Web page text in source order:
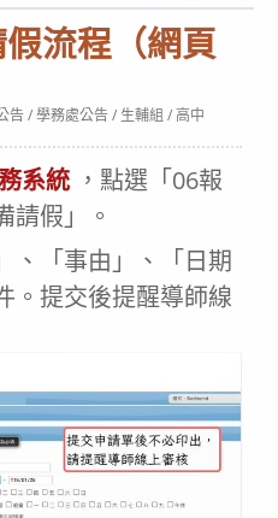
流程（網頁
告/學務處公告/ 生輔組 /高中
系統 ，點選「06報
假」。
、「事由」、「日期
。提交後提醒導師線